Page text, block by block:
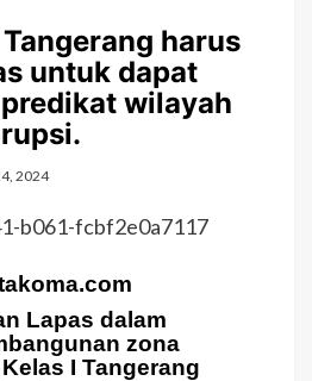
harus
untuk dapat
wilayah
2024
Lapas dalam
zona
I Tangerang